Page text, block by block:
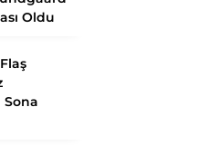
Oldu
Sona